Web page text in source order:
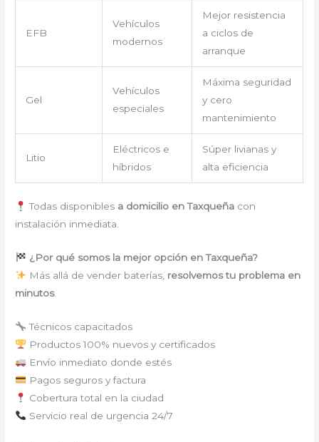
EFB
Vehículos
modernos
Mejor resistencia
a ciclos de
arranque
Gel
Vehículos
especiales
Máxima seguridad
y cero
mantenimiento
Litio
Eléctricos e
híbridos
Súper livianas y
alta eficiencia
Todas disponibles a domicilio en Taxqueñacon
instalación inmediata.
¿Por qué somos la mejor opción en Taxqueña?
Más allá de vender baterías, resolvemos tu problema en
minutos.
Técnicos capacitados
Productos 100% nuevos y certificados
Envío inmediato donde estés
Pagos seguros y factura
Cobertura total en la ciudad
Servicio real de urgencia 24/7